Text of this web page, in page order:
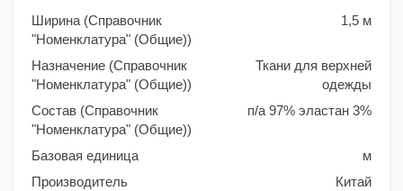
Ширина (Справочник
"Номенклатура" (Общие))
1,5 м
Назначение (Справочник
"Номенклатура" (Общие))
Ткани для верхней
одежды
Состав (Справочник
"Номенклатура" (Общие))
п/а 97% эластан 3%
Базовая единица
м
Производитель
Китай